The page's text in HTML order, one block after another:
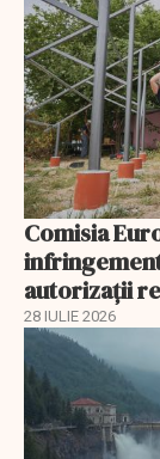
Comisia
autorizații
28 IULIE 2026
EXCLUSIV